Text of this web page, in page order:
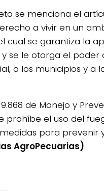
se menciona el
a vivir en un
cual se garantiza la
se le otorga el poder
a los municipios y a
de Manejo y
prohíbe el uso del
para prevenir
AgroPecuarias).